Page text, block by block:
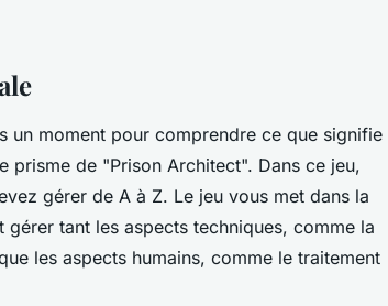
un moment pour comprendre ce que signifie
prisme de "Prison Architect". Dans ce jeu,
gérer de A à Z. Le jeu vous met dans la
gérer tant les aspects techniques, comme la
les aspects humains, comme le traitement